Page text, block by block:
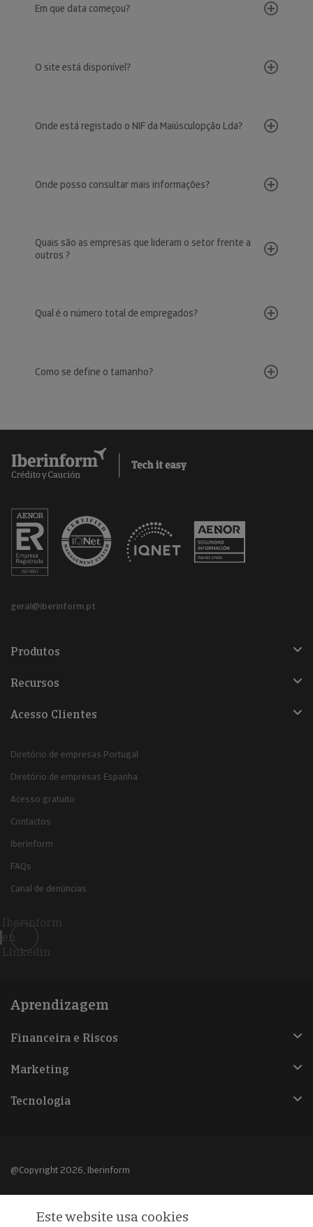
Em que data começou?
O site está disponível?
Onde está registado o NIF da Maiúsculopção Lda?
Onde posso consultar mais informações?
Quais são as empresas que lideram o setor frente a
outros ?
Qual é o número total de empregados?
Como se define o tamanho?
geral@iberinform.pt
Produtos
Recursos
Acesso Clientes
Diretório de empresas Portugal
Diretório de empresas Espanha
Acesso gratuito
Contactos
Iberinform
FAQs
Canal de denúncias
Iberinform
en
Linkedin
Aprendizagem
Financeira e Riscos
Marketing
Tecnologia
@Copyright 2026, Iberinform
Este website usa cookies